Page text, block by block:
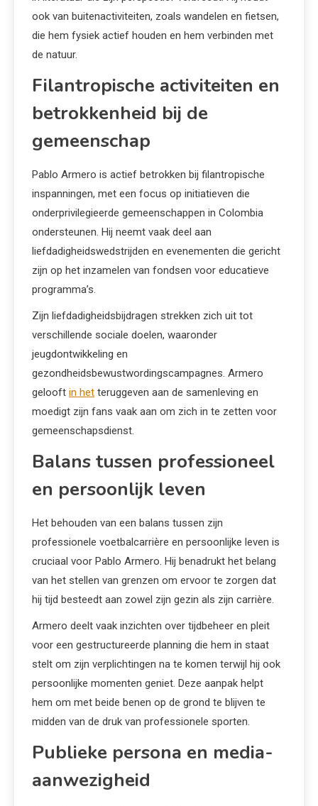
ook van buitenactiviteiten, zoals wandelen en fietsen,
die hem fysiek actief houden en hem verbinden met
de natuur.
Filantropische activiteiten en
betrokkenheid bij de
gemeenschap
Pablo Armero is actief betrokken bij filantropische
inspanningen, met een focus op initiatieven die
onderprivilegieerde gemeenschappen in Colombia
ondersteunen. Hij neemt vaak deel aan
liefdadigheidswedstrijden en evenementen die gericht
zijn op het inzamelen van fondsen voor educatieve
programma’s.
Zijn liefdadigheidsbijdragen strekken zich uit tot
verschillende sociale doelen, waaronder
jeugdontwikkeling en
gezondheidsbewustwordingscampagnes. Armero
gelooft in het teruggeven aan de samenleving en
moedigt zijn fans vaak aan om zich in te zetten voor
gemeenschapsdienst.
Balans tussen professioneel
en persoonlijk leven
Het behouden van een balans tussen zijn
professionele voetbalcarrière en persoonlijke leven is
cruciaal voor Pablo Armero. Hij benadrukt het belang
van het stellen van grenzen om ervoor te zorgen dat
hij tijd besteedt aan zowel zijn gezin als zijn carrière.
Armero deelt vaak inzichten over tijdbeheer en pleit
voor een gestructureerde planning die hem in staat
stelt om zijn verplichtingen na te komen terwijl hij ook
persoonlijke momenten geniet. Deze aanpak helpt
hem om met beide benen op de grond te blijven te
midden van de druk van professionele sporten.
Publieke persona en media-
aanwezigheid